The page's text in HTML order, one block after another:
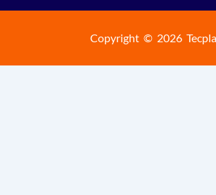
Copyright © 2026